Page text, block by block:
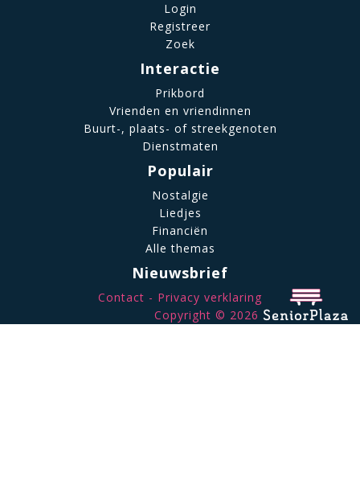
Login
Registreer
Zoek
Interactie
Prikbord
Vrienden en vriendinnen
Buurt-, plaats- of streekgenoten
Dienstmaten
Populair
Nostalgie
Liedjes
Financiën
Alle themas
Nieuwsbrief
Contact
Privacy verklaring
Copyright © 2026